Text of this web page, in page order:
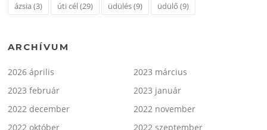
ázsia(3) úti cél(29) üdülés(9) üdülő (9)
ARCHÍVUM
2026 április
2023 március
2023 február
2023 január
2022 december
2022 november
2022 október
2022 szeptember